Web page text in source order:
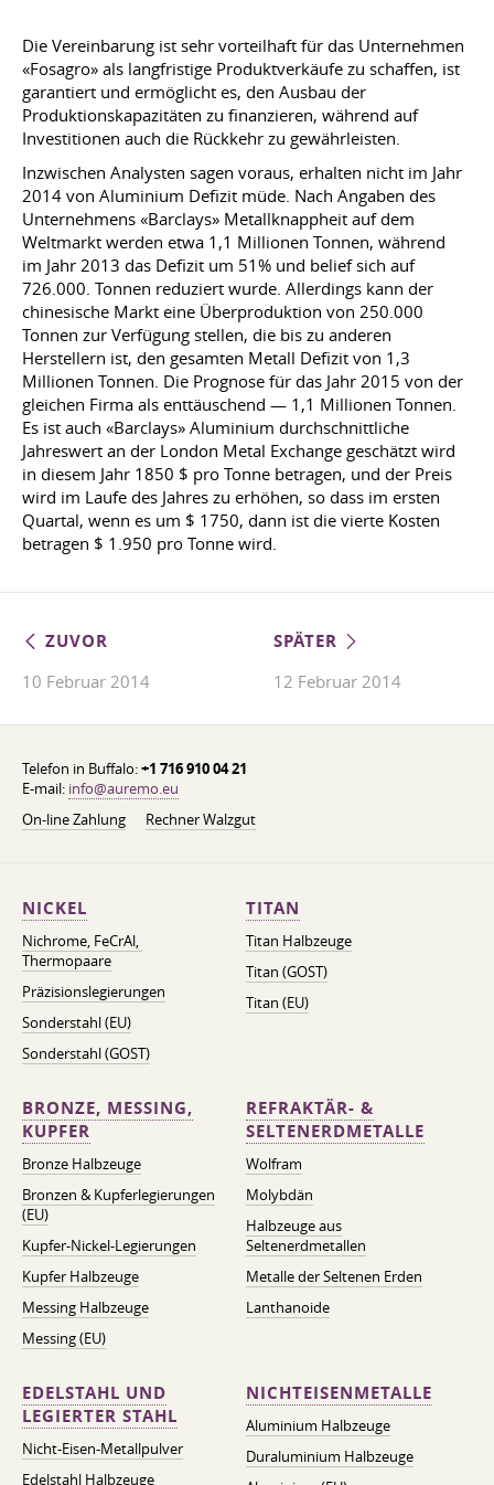
Die Vereinbarung ist sehr vorteilhaft für das Unternehmen
«Fosagro» als langfristige Produktverkäufe zu schaffen, ist
garantiert und ermöglicht es, den Ausbau der
Produktionskapazitäten zu finanzieren, während auf
Investitionen auch die Rückkehr zu gewährleisten.
Inzwischen Analysten sagen voraus, erhalten nicht im Jahr
2014 von Aluminium Defizit müde. Nach Angaben des
Unternehmens «Barclays» Metallknappheit auf dem
Weltmarkt werden etwa 1,1 Millionen Tonnen, während
im Jahr 2013 das Defizit um 51% und belief sich auf
726.000. Tonnen reduziert wurde. Allerdings kann der
chinesische Markt eine Überproduktion von 250.000
Tonnen zur Verfügung stellen, die bis zu anderen
Herstellern ist, den gesamten Metall Defizit von 1,3
Millionen Tonnen. Die Prognose für das Jahr 2015 von der
gleichen Firma als enttäuschend — 1,1 Millionen Tonnen.
Es ist auch «Barclays» Aluminium durchschnittliche
Jahreswert an der London Metal Exchange geschätzt wird
in diesem Jahr 1850 $ pro Tonne betragen, und der Preis
wird im Laufe des Jahres zu erhöhen, so dass im ersten
Quartal, wenn es um $ 1750, dann ist die vierte Kosten
betragen $ 1.950 pro Tonne wird.
ZUVOR
10 Februar 2014
SPÄTER
12 Februar 2014
Telefon in Buffalo:+1 716 910 04 21
E-mail: info@auremo.eu
On-line Zahlung
Rechner Walzgut
NICKEL
Nichrome, FeСrAl, ​​
Thermopaare
Präzisionslegierungen
Sonderstahl (EU)
Sonderstahl (GOST)
TITAN
Titan Halbzeuge
Titan (GOST)
Titan (EU)
BRONZE, MESSING,
KUPFER
Bronze Halbzeuge
Bronzen & Kupferlegierungen
(EU)
Kupfer-Nickel-Legierungen
Kupfer Halbzeuge
Messing Halbzeuge
Messing (EU)
REFRAKTÄR- &
SELTENERDMETALLE
Wolfram
Molybdän
Halbzeuge aus
Seltenerdmetallen
Metalle der Seltenen Erden
Lanthanoide
EDELSTAHL UND
LEGIERTER STAHL
Nicht-Eisen-Metallpulver
Edelstahl Halbzeuge
NICHTEISENMETALLE
Aluminium Halbzeuge
Duraluminium Halbzeuge